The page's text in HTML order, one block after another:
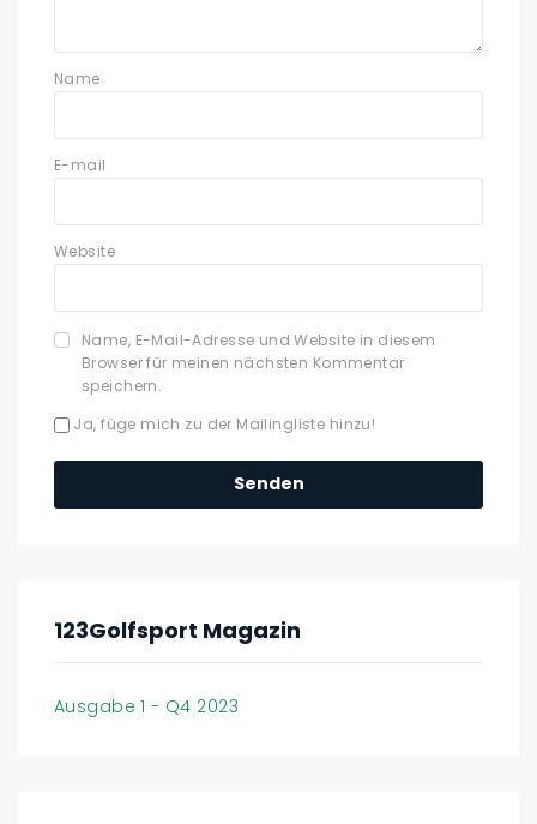
Name
E-mail
Website
Name, E-Mail-Adresse und Website in diesem
Browser für meinen nächsten Kommentar
speichern.
Ja, füge mich zu der Mailingliste hinzu!
123Golfsport Magazin
Ausgabe 1 - Q4 2023